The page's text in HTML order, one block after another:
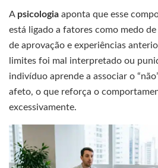
A psicologia aponta que esse
está ligado a fatores como medo
de aprovação e experiências
limites foi mal interpretado ou
indivíduo aprende a associar o
afeto, o que reforça o
excessivamente.